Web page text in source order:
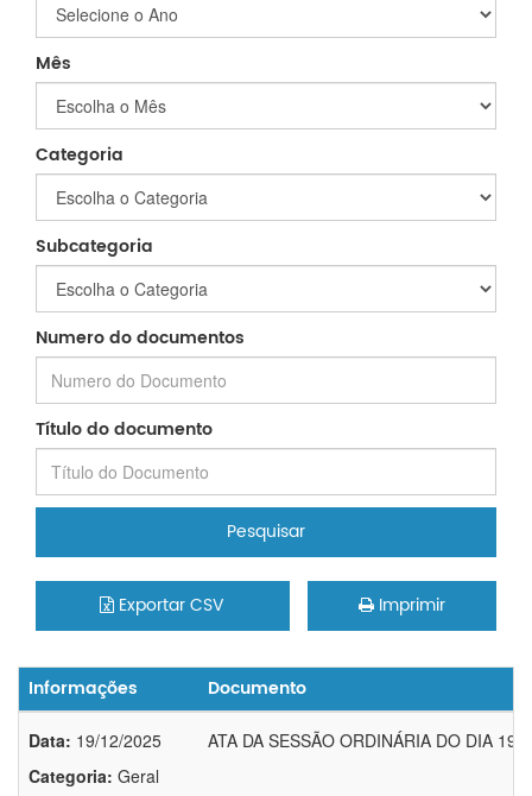
Mês
Categoria
Subcategoria
Numero do documentos
Título do documento
Pesquisar
Exportar CSV Imprimir
Informações Documento
Data: 19/12/2025
Categoria: Geral
ATA DA SESSÃO ORDINÁRIA DO DIA